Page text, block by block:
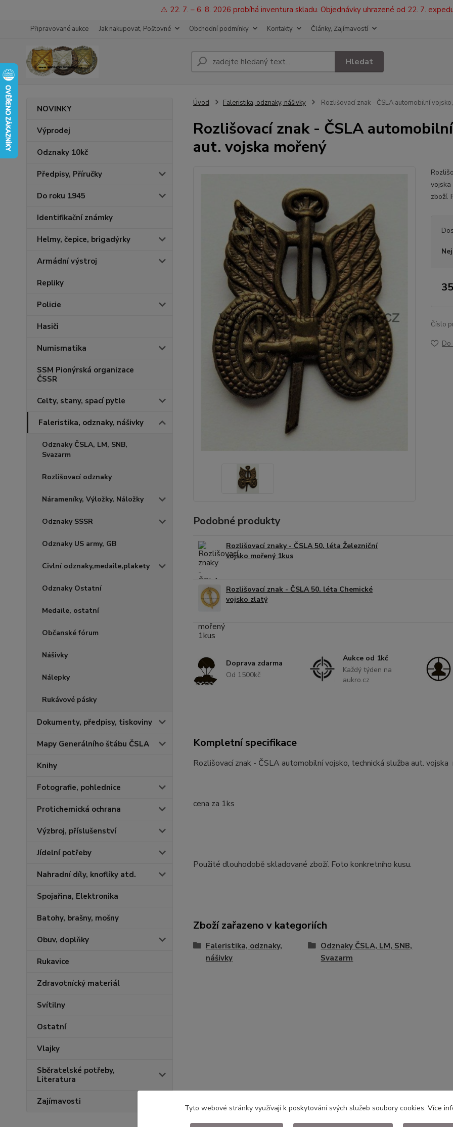
⚠️ 22. 7. – 6. 8. 2026 probíhá inventura skladu. Objednávky uhrazené od 22. 7.
Připravované aukce Jak nakupovat, Poštovné Obchodní podmínky Kontakty Články, Zajímavostí
Hledat
NOVINKY
Výprodej
Odznaky 10kč
Předpisy, Příručky
Do roku 1945
Identifikační známky
Helmy, čepice, brigadýrky
Armádní výstroj
Repliky
Policie
Hasiči
Numismatika
SSM Pionýrská organizace
ČSSR
Celty, stany, spací pytle
Faleristika, odznaky, nášivky
Odznaky ČSLA, LM, SNB,
Svazarm
Rozlišovací odznaky
Nárameníky, Výložky, Náložky
Odznaky SSSR
Odznaky US army, GB
Civlní odznaky,medaile,plakety
Odznaky Ostatní
Medaile, ostatní
Občanské fórum
Nášivky
Nálepky
Rukávové pásky
Dokumenty, předpisy, tiskoviny
Mapy Generálního štábu ČSLA
Knihy
Fotografie, pohlednice
Protichemická ochrana
Výzbroj, příslušenství
Jídelní potřeby
Nahradní díly, knoflíky atd.
Spojařina, Elektronika
Batohy, brašny, mošny
Obuv, doplňky
Rukavice
Zdravotnícký materiál
Svítilny
Ostatní
Vlajky
Sběratelské potřeby,
Literatura
Zajímavosti
Úvod Faleristika, odznaky, nášivky Rozlišovací znak - ČSLA automobilní
Rozlišovací znak - ČSLA
aut. vojska mořený
zboží.
Číslo
Do
Podobné produkty
Rozlišovací znaky - ČSLA 50. léta Železniční
vojsko mořený 1kus
Rozlišovací znak - ČSLA 50. léta Chemické
vojsko zlatý
Doprava zdarma
Od 1500kč
Aukce od 1kč
Každý týden na
aukro.cz
Kompletní specifikace
Rozlišovací znak - ČSLA automobilní vojsko, technická služba aut.
cena za 1ks
Použité dlouhodobě skladované zboží. Foto konkretního kusu.
Zboží zařazeno v kategoriích
Faleristika, odznaky,
nášivky
Odznaky ČSLA, LM, SNB,
Svazarm
Tyto webové stránky využívají k poskytování svých služeb soubory cookies. Více